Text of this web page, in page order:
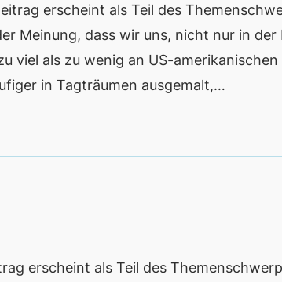
erscheint als Teil des
Meinung, dass wir uns, nicht nur in der
viel als zu wenig an US-
in Tagträumen ausgemalt,…
erscheint als Teil des